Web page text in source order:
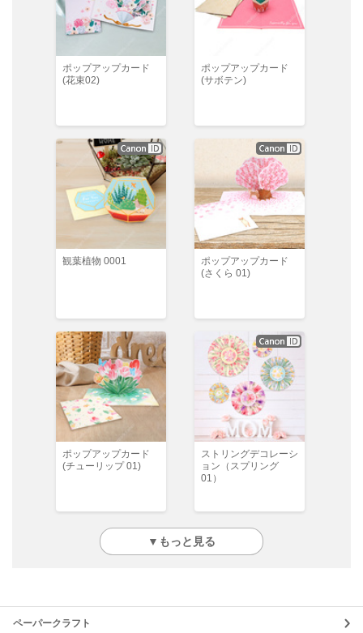
ポップアップカード
(花束02)
ポップアップカード
(サボテン)
観葉植物 0001
ポップアップカード
(さくら 01)
ポップアップカード
(チューリップ 01)
ストリングデコレーシ
ョン（スプリング
01）
▼もっと見る
ペーパークラフト